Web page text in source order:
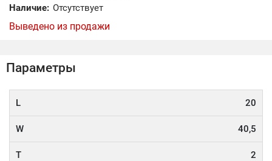
Наличие: Отсутствует
Выведено из продажи
Параметры
L 20
W 40,5
T 2